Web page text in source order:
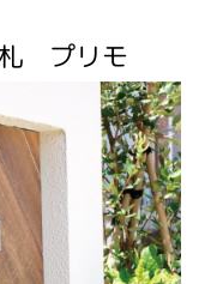
札 プリモ